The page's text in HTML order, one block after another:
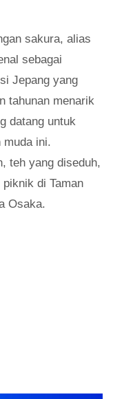
sakura, alias
sebagai
Jepang yang
tahunan menarik
datang untuk
muda ini.
teh yang diseduh,
di Taman
Osaka.